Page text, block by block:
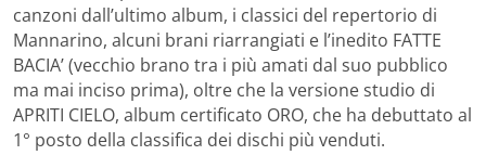
canzoni dall’ultimo album, i classici del repertorio di
Mannarino, alcuni brani riarrangiati e l’inedito FATTE
BACIA’ (vecchio brano tra i più amati dal suo pubblico
ma mai inciso prima), oltre che la versione studio di
APRITI CIELO, album certificato ORO, che ha debuttato al
1° posto della classifica dei dischi più venduti.